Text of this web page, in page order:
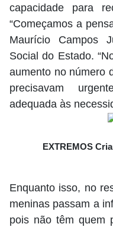
capacidade para
“Começamos a
Maurício Campos
Social do Estado.
aumento no número
precisavam
adequada às
EXTREMOS
Enquanto isso, no
meninas passam a
pois não têm quem